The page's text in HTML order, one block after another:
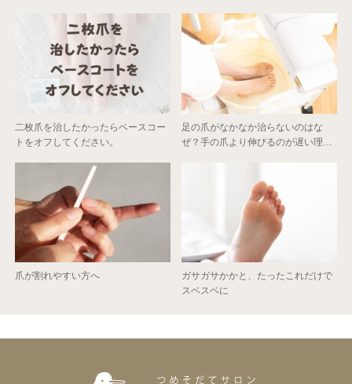
二枚爪を治したかったらベースコー
トをオフしてください。
足の爪がなかなか治らないのはな
ぜ？手の爪より伸びるのが遅い理…
爪が割れやすい方へ
ガサガサかかと、たったこれだけで
スベスベに